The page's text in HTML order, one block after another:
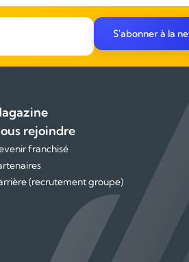
S'abonner à la
rejoindre
franchisé
(recrutement groupe)